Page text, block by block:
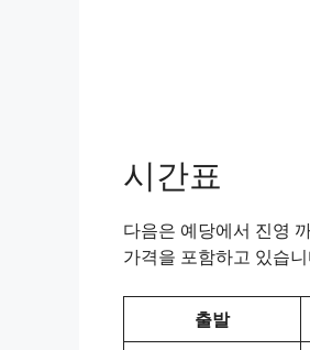
시간표
다음은 예당에서 진영
가격을 포함하고 있습
출발